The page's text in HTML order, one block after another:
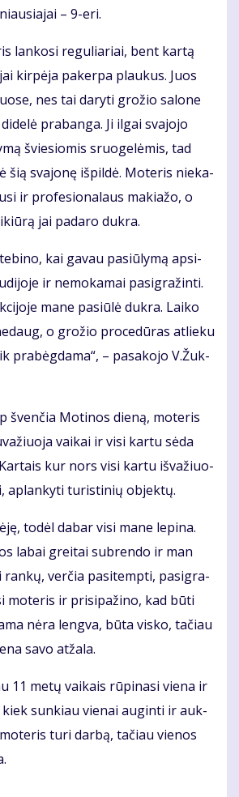
– 9-eri.
lan­ko­si re­gu­lia­riai, bent kar­tą
kir­pė­ja pa­ker­pa plau­kus. Juos
nes tai da­ry­ti gro­žio sa­lo­ne
pra­ban­ga. Ji il­gai sva­jo­jo
švie­sio­mis sruo­ge­lė­mis, tad
šią sva­jo­nę iš­pil­dė. Mo­te­ris nie­ka­
ir pro­fe­sio­na­laus ma­kia­žo, o
jai pa­da­ro duk­ra.
kai ga­vau pa­siū­ly­mą ap­si­
ir ne­mo­ka­mai pa­sig­ra­žin­ti.
ma­ne pa­siū­lė duk­ra. Lai­ko
o gro­žio pro­ce­dū­ras at­lie­ku
pra­bėg­da­ma“, – pa­sa­ko­jo V.Žuk­
šven­čia Mo­ti­nos die­ną, mo­te­ris
vai­kai ir vi­si kar­tu sė­da
kur nors vi­si kar­tu iš­va­žiuo­
ap­lan­ky­ti tu­ris­ti­nių ob­jek­tų.
to­dėl da­bar vi­si ma­ne le­pi­na.
la­bai grei­tai su­bren­do ir man
ran­kų, ver­čia pa­si­temp­ti, pa­sig­ra­
mo­te­ris ir pri­si­pa­ži­no, kad bū­ti
nė­ra leng­va, bū­ta vis­ko, ta­čiau
sa­vo at­ža­la.
11 me­tų vai­kais rū­pi­na­si vie­na ir
kiek sun­kiau vie­nai au­gin­ti ir auk­
tu­ri dar­bą, ta­čiau vie­nos